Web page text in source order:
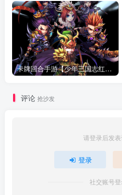
卡牌回合手游【少年三国志红将版】最新整理Linux手工服务端+懒人助手+安卓客户端+GM后台+搭建教程
评论 抢沙发
请登录后发
登录
社交账号